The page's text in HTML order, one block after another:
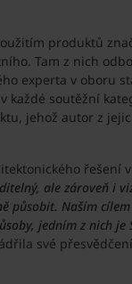
produktů
Tam z nich
experta v oboru
každé soutěžní
jehož autor z
řešení
ale zároveň i
působit. Naším
jedním z nich je
své